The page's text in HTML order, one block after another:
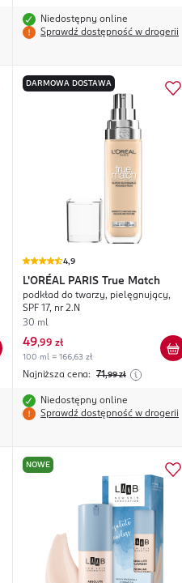
Niedostępny online
Sprawdź dostępność w drogerii
DARMOWA DOSTAWA
4,9
L'ORÉAL PARIS True Match
podkład do twarzy, pielęgnujący,
SPF 17, nr 2.N
30 ml
49,99 zł
100 ml = 166,63 zł
Najniższa cena: 71,99 zł
Niedostępny online
Sprawdź dostępność w drogerii
NOWE